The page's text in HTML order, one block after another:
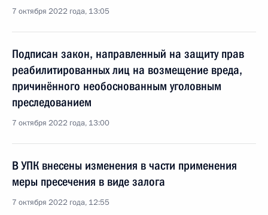
7 октября 2022 года, 13:05
Подписан закон, направленный на защиту прав
реабилитированных лиц на возмещение вреда,
причинённого необоснованным уголовным
преследованием
7 октября 2022 года, 13:00
В УПК внесены изменения в части применения
меры пресечения в виде залога
7 октября 2022 года, 12:55